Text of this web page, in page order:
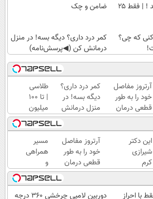
ایمپلنت تهران پر کنید ! | فقط ۲۵
ضامن و چک
که چی؟
کمر درد داری؟ دیگه بسه! در منزل
درمانش کن (◀پرسش‌نامه)
آرتروز مفاصل
خود را به طور
قطعی درمان
کنید!
◂پرسش‌نامه▸
کمر درد داری؟
دیگه بسه! در
منزل درمانش
کن
(◀پرسش‌نامه)
طلاسی
| تا 100
میلیون
وام
آنی
خرید
طلا💰
ثبت
نام
کن!
این دکتر
شیرازی
کرم
ترمیم
زخم
ایرانی را
آرتروز مفاصل
خود را به طور
قطعی درمان
کنید!
◗پرسش‌نامه◖
مسیر
همراهی
و
گزارش
عملکرد
گروه
فقط با احراز
دوربین لامپی چرخشی 360 درجه